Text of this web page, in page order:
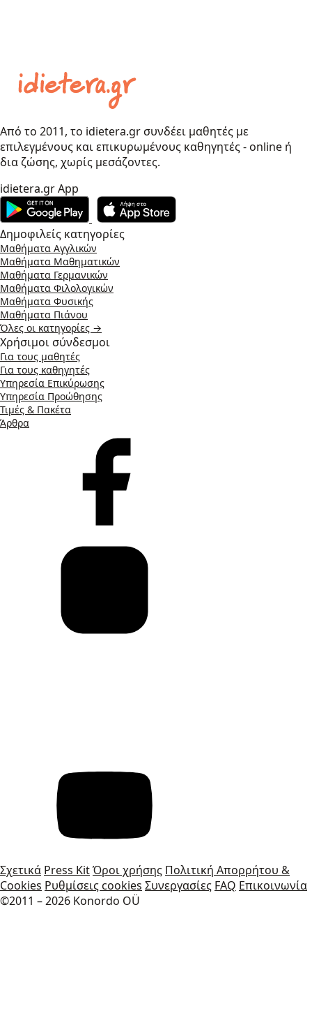
Από το 2011, το idietera.gr συνδέει μαθητές με
επιλεγμένους και επικυρωμένους καθηγητές - online ή
δια ζώσης, χωρίς μεσάζοντες.
idietera.gr App
Δημοφιλείς κατηγορίες
Μαθήματα Αγγλικών
Μαθήματα Μαθηματικών
Μαθήματα Γερμανικών
Μαθήματα Φιλολογικών
Μαθήματα Φυσικής
Μαθήματα Πιάνου
Όλες οι κατηγορίες →
Χρήσιμοι σύνδεσμοι
Για τους μαθητές
Για τους καθηγητές
Υπηρεσία Επικύρωσης
Υπηρεσία Προώθησης
Τιμές & Πακέτα
Άρθρα
Σχετικά Press KitΌροι χρήσης Πολιτική Απορρήτου &
Cookies Ρυθμίσεις cookies Συνεργασίες FAQ Επικοινωνία
©2011 – 2026 Konordo OÜ